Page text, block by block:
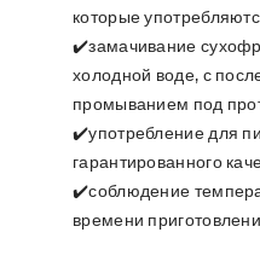
которые
✔️замачивание
холодной воде, с
промыванием под
✔️употребление для
гарантированного
✔️соблюдение
времени